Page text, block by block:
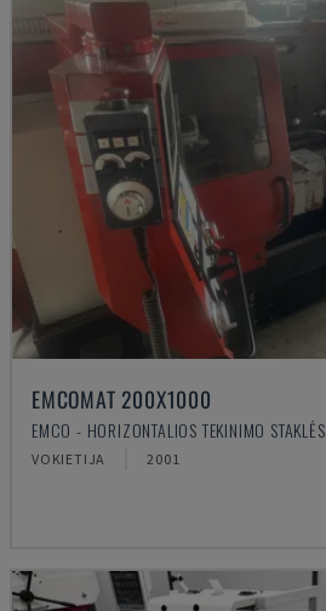
EMCOMAT 200X1000
EMCO - HORIZONTALIOS TEKINIMO STAKLĖS
VOKIETIJA 2001